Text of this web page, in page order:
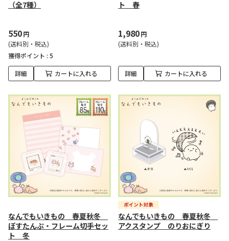
（全7種）
550円
(送料別・税込)
獲得ポイント : 5
詳細 カートに入れる
ト 春
1,980円
(送料別・税込)
詳細 カートに入れる
なんでもいきもの 春夏秋冬
ぽすたんぷ・フレーム切手セッ
ト 冬
なんでもいきもの 春夏秋冬
アクスタンプ のりおにぎり